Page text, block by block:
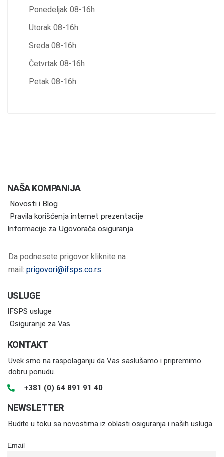
Ponedeljak 08-16h
Utorak 08-16h
Sreda 08-16h
Četvrtak 08-16h
Petak 08-16h
NAŠA KOMPANIJA
Novosti i Blog
Pravila korišćenja internet prezentacije
Informacije za Ugovorača osiguranja
Da podnesete prigovor kliknite na
mail: prigovori@ifsps.co.rs
USLUGE
IFSPS usluge
Osiguranje za Vas
KONTAKT
Uvek smo na raspolaganju da Vas saslušamo i pripremimo
dobru ponudu.
+381 (0) 64 891 91 40
NEWSLETTER
Budite u toku sa novostima iz oblasti osiguranja i naših usluga
Email